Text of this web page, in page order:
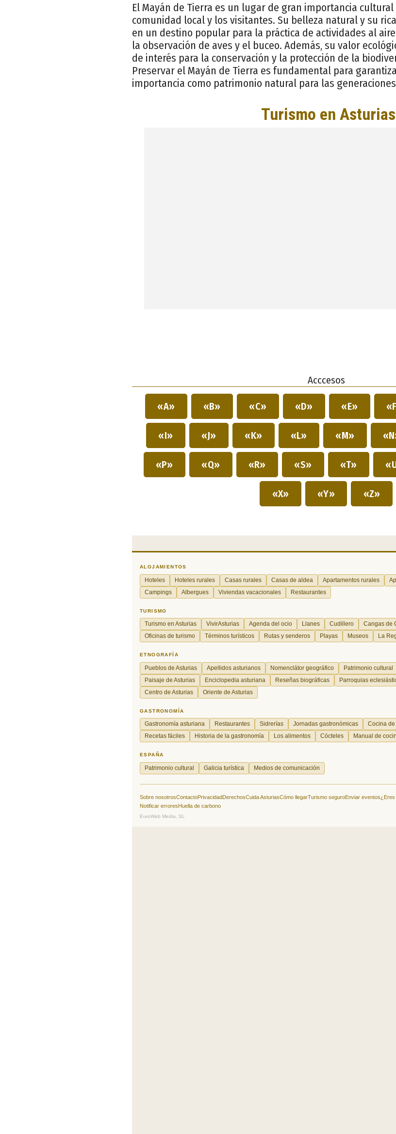
El Mayán de Tierra es un lugar de gran importancia
comunidad local y los visitantes. Su belleza natural y su
en un destino popular para la práctica de actividades al
la observación de aves y el buceo. Además, su valor
de interés para la conservación y la protección de la
Preservar el Mayán de Tierra es fundamental para
importancia como patrimonio natural para las
Acccesos
«A» «B» «C» «D» «E»
«I» «J» «K» «L» «M»
«P» «Q» «R» «S» «T»
«X» «Y» «Z»